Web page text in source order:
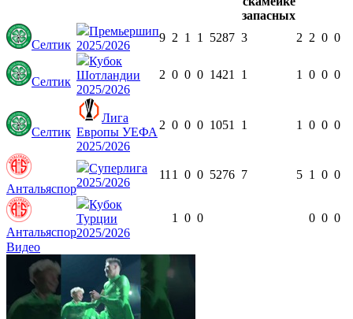
Селтик
Премьершип
2025/2026
9 2 1 1 5287 3 2 2 0 0
Селтик
Кубок
Шотландии
2025/2026
2 0 0 0 1421 1 1 0 0 0
Селтик
Лига
Европы УЕФА
2025/2026
2 0 0 0 1051 1 1 0 0 0
Антальяспор
Суперлига
2025/2026
11 1 0 0 5276 7 5 1 0 0
Антальяспор
Кубок
Турции
2025/2026
1 0 0 0 0 0
Видео